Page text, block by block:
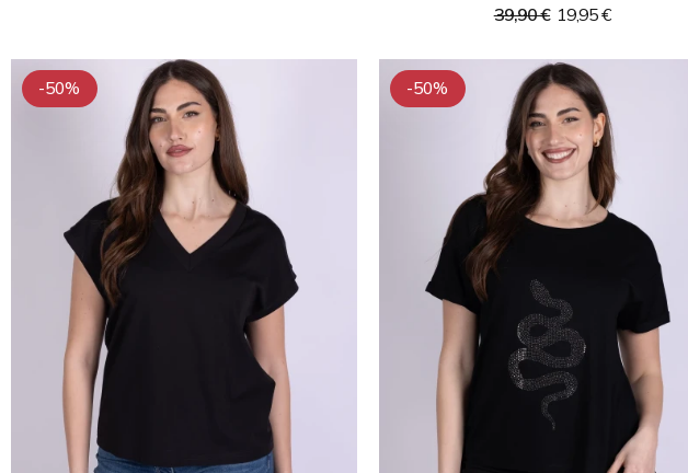
39,90 € 19,95 €
-50% -50%